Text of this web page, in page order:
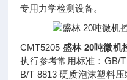
专用力学检测设备。
CMT5205 盛林 20吨微机
执行参考常用标准：GB/
B/T 8813 硬质泡沫塑料压